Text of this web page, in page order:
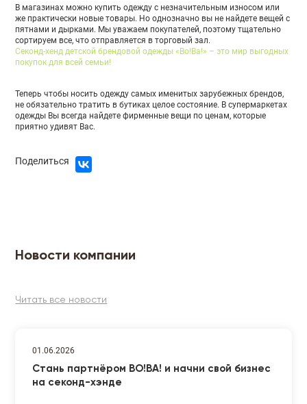
В магазинах можно купить одежду с незначительным износом или
же практически новые товары. Но однозначно вы не найдете вещей с
пятнами и дырками. Мы уважаем покупателей, поэтому тщательно
сортируем все, что отправляется в торговый зал.
Секонд-хенд детской брендовой одежды «Во!Ва!» – это мир выгодных
покупок для всей семьи!
Теперь чтобы носить одежду самых именитых зарубежных брендов,
не обязательно тратить в бутиках целое состояние. В супермаркетах
одежды Вы всегда найдете фирменные вещи по ценам, которые
приятно удивят Вас.
Поделиться
Новости компании
Читать все новости
01.06.2026
Стань партнёром ВО!ВА! и начни свой бизнес
на секонд-хэнде